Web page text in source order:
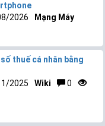
2026
Mạng Máy
thuế cá nhân bằng
2025 Wiki 0